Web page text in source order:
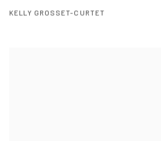
KELLY GROSSET-CURTET